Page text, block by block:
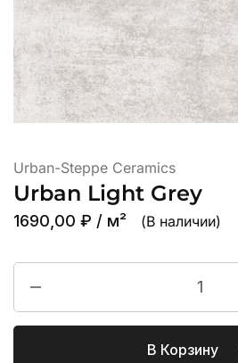
Urban-Steppe Ceramics
Urban Light Grey
1690,00 ₽ / м² (В наличии)
В Корзину